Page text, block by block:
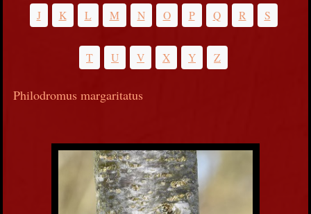
J K L M N O P Q R S
T U V X Y Z
Philodromus margaritatus